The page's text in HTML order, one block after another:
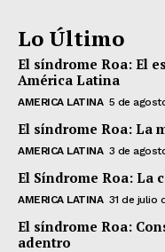
Lo Último
El síndrome Roa: El
América Latina
AMERICA LATINA 5 de
El síndrome Roa: La
AMERICA LATINA 3 de
El Síndrome Roa: La
AMERICA LATINA 31 de julio
El síndrome Roa:
adentro